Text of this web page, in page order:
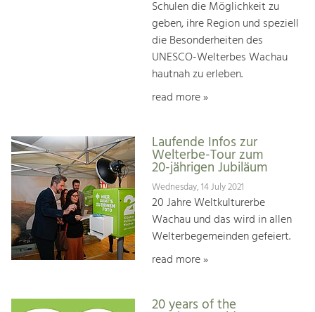
Schulen die Möglichkeit zu
geben, ihre Region und speziell
die Besonderheiten des
UNESCO-Welterbes Wachau
hautnah zu erleben.
read more »
Laufende Infos zur
Welterbe-Tour zum
20-jährigen Jubiläum
Wednesday, 14 July 2021
20 Jahre Weltkulturerbe
Wachau und das wird in allen
Welterbegemeinden gefeiert.
read more »
20 years of the